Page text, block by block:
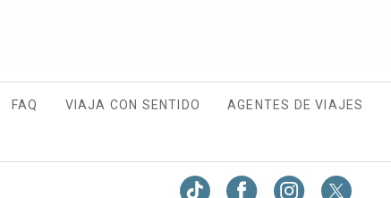
FAQ VIAJA CON SENTIDO AGENTES DE VIAJES